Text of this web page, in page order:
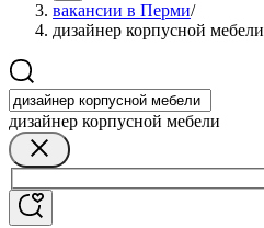
вакансии в Перми/
дизайнер корпусной мебели
дизайнер корпусной мебели